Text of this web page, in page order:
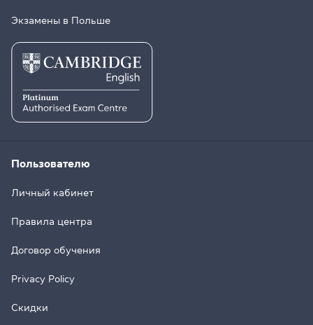
Экзамены в Польше
Пользователю
Личный кабинет
Правила центра
Договор обучения
Privacy Policy
Скидки